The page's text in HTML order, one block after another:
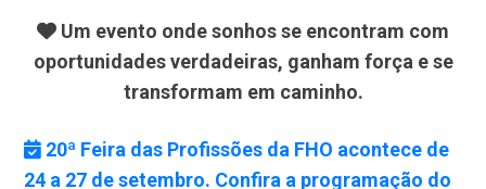
Um evento onde sonhos se encontram com
oportunidades verdadeiras, ganham força e se
transformam em caminho.
20ª Feira das Profissões da FHO acontece de
24 a 27 de setembro. Confira a programação do